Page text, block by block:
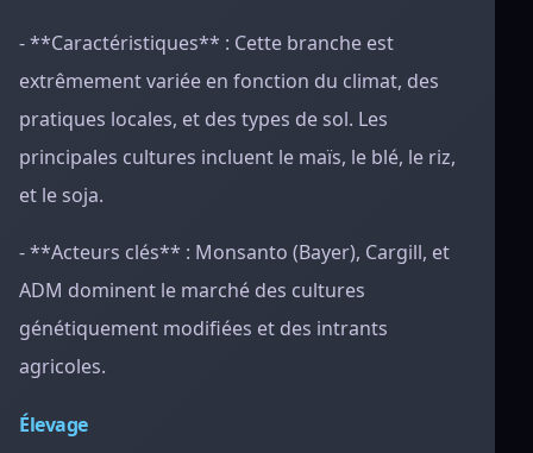
- **Caractéristiques** : Cette branche est
extrêmement variée en fonction du climat, des
pratiques locales, et des types de sol. Les
principales cultures incluent le maïs, le blé, le riz,
et le soja.
- **Acteurs clés** : Monsanto (Bayer), Cargill, et
ADM dominent le marché des cultures
génétiquement modifiées et des intrants
agricoles.
Élevage